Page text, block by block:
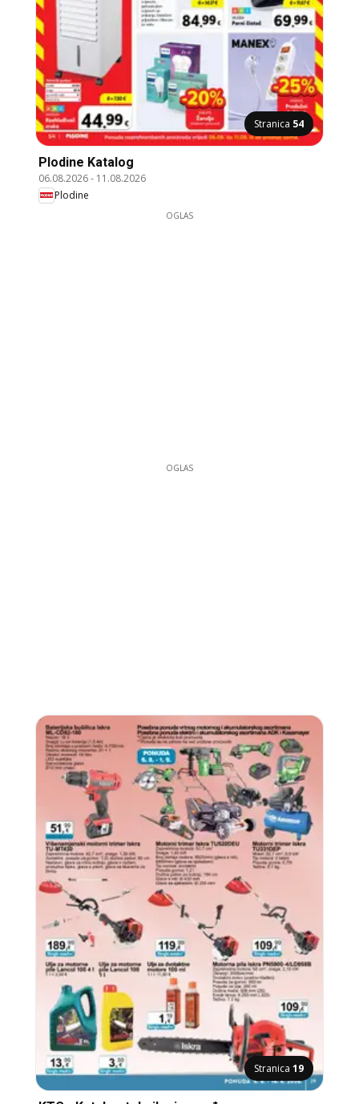
Stranica 54
Plodine Katalog
06.08.2026- 11.08.2026
Plodine
OGLAS
OGLAS
Stranica 19